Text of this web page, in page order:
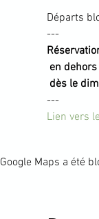
Départs
---
dès le
---
Lien vers
Google Maps a été